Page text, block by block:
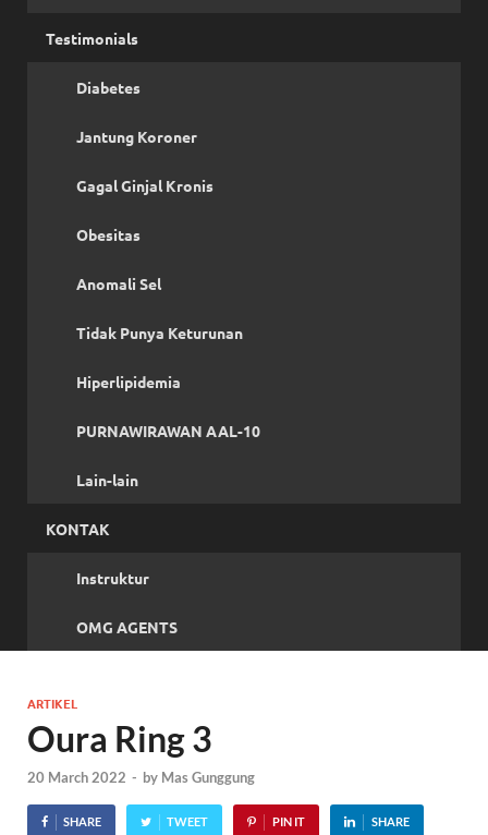
Testimonials
Diabetes
Jantung Koroner
Gagal Ginjal Kronis
Obesitas
Anomali Sel
Tidak Punya Keturunan
Hiperlipidemia
PURNAWIRAWAN AAL-10
Lain-lain
KONTAK
Instruktur
OMG AGENTS
ARTIKEL
Oura Ring 3
20 March 2022 - by Mas Gunggung
SHARE TWEET PIN IT SHARE